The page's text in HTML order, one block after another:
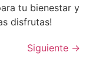
tu bienestar y
disfrutas!
Siguiente →